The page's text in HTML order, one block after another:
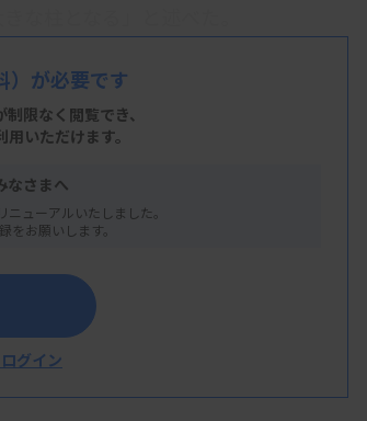
げを実現していくという発
の水準を引き下げてよいよ
者に有利ではないか』『一
」と指摘。応能負担の強化
が「非常に手薄になってい
していくべきだ」と述べ
）が必要です
限なく閲覧でき、
いただけます。
なさまへ
ニューアルいたしました。
をお願いします。
グイン